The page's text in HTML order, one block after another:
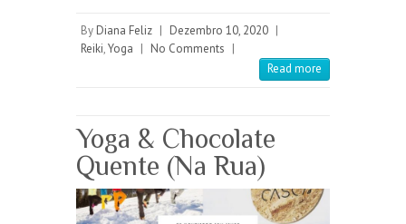
By Diana Feliz | Dezembro 10, 2020 |
Reiki,Yoga | No Comments |
Read more
Yoga & Chocolate
Quente (Na Rua)